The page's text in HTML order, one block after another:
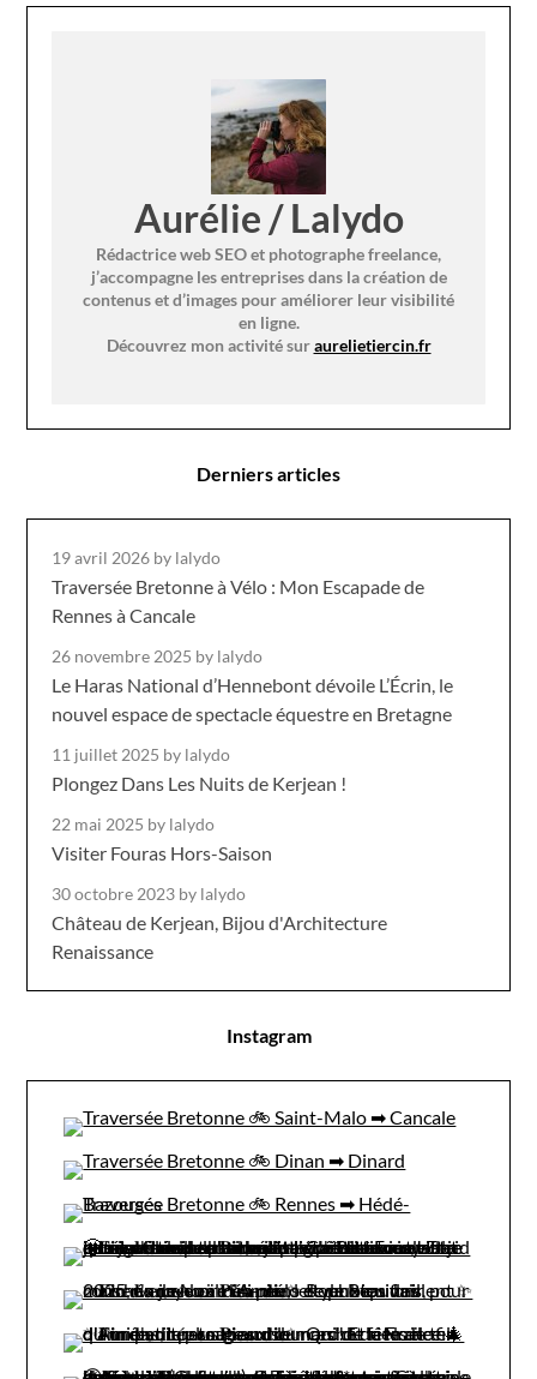
Aurélie / Lalydo
Rédactrice web SEO et photographe freelance,
j’accompagne les entreprises dans la création de
contenus et d’images pour améliorer leur visibilité
en ligne.
Découvrez mon activité suraurelietiercin.fr
Derniers articles
19 avril 2026 by lalydo
Traversée Bretonne à Vélo : Mon Escapade de
Rennes à Cancale
26 novembre 2025 by lalydo
Le Haras National d’Hennebont dévoile L’Écrin, le
nouvel espace de spectacle équestre en Bretagne
11 juillet 2025 by lalydo
Plongez Dans Les Nuits de Kerjean !
22 mai 2025 by lalydo
Visiter Fouras Hors-Saison
30 octobre 2023 by lalydo
Château de Kerjean, Bijou d'Architecture
Renaissance
Instagram